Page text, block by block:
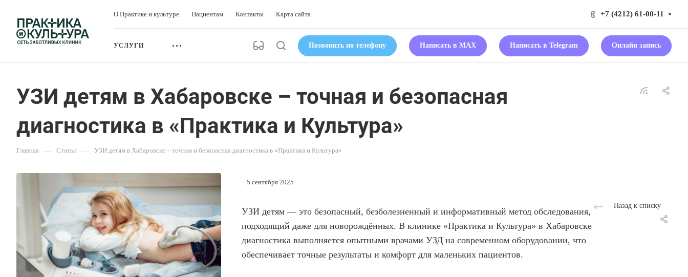
О Практике и культуре Пациентам Контакты Карта сайта +7 (4212) 61-00-11
УСЛУГИ Позвонить по телефону Написать в MAX Написать в Telegram Онлайн запись
УЗИ детям в Хабаровске – точная и безопасная
диагностика в «Практика и Культура»
Главная — Статьи — УЗИ детям в Хабаровске – точная и безопасная диагностика в «Практика и Культура»
5 сентября 2025
УЗИ детям — это безопасный, безболезненный и информативный метод обследования,
подходящий даже для новорождённых. В клинике «Практика и Культура» в Хабаровске
диагностика выполняется опытными врачами УЗД на современном оборудовании, что
обеспечивает точные результаты и комфорт для маленьких пациентов.
Назад к списку